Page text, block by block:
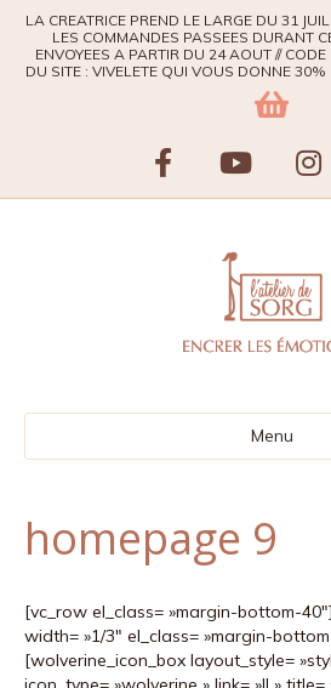
LA CREATRICE PREND LE LARGE DU 31
LES COMMANDES PASSEES DURANT
ENVOYEES A PARTIR DU 24 AOUT //
DU SITE : VIVELETE QUI VOUS DONNE
F
o
Y
u
t
b
I
s
t
g
Menu
homepage 9
[vc_row el_class= »margin-bottom-
width= »1/3″ el_class= »margin-
[wolverine_icon_box layout_style=